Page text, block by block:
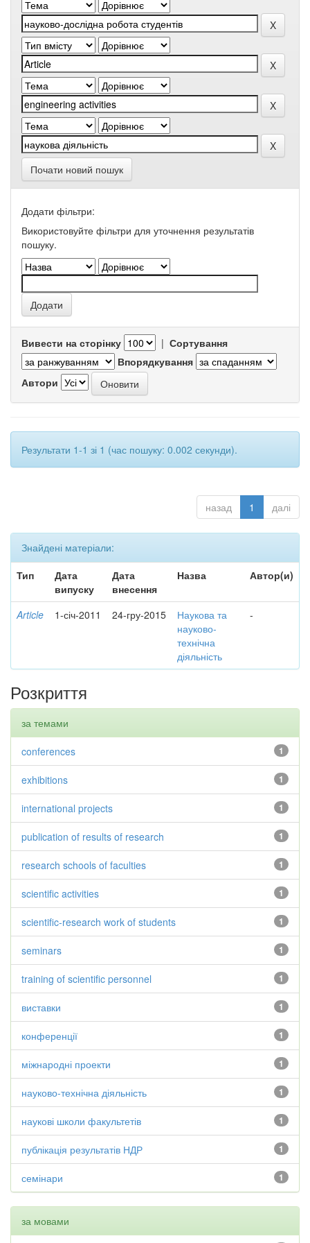
Почати новий пошук
Додати фільтри:
Використовуйте фільтри для уточнення результатів
пошуку.
Вивести на сторінку | Сортування
Впорядкування
Автори
Результати 1-1 зі 1 (час пошуку: 0.002 секунди).
назад 1 далі
Знайдені матеріали:
Тип
Дата
випуску
Дата
внесення
Назва Автор(и)
Article 1-січ-2011 24-гру-2015
Наукова та
науково-
технічна
діяльність
-
Розкриття
за темами
1
conferences
1
exhibitions
1
international projects
1
publication of results of research
1
research schools of faculties
1
scientific activities
1
scientific-research work of students
1
seminars
1
training of scientific personnel
1
виставки
1
конференції
1
міжнародні проекти
1
науково-технічна діяльність
1
наукові школи факультетів
1
публікація результатів НДР
1
семінари
за мовами